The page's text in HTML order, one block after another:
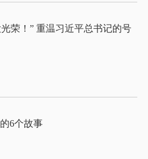
荣！” 重温习近平总书记的号
近闻·总书记讲给共产党员的6个故事